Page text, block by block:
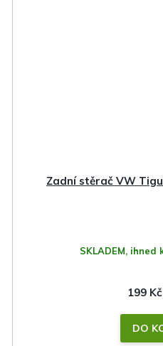
Zadní stěrač VW
SKLADEM, ihned
199 Kč
DO